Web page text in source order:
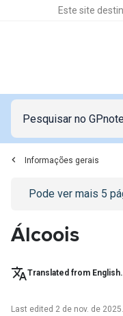
Este site
Informações gerais
Go to/sign-inpage
Pode ver mais 5
Álcoois
Translated from English.
Last edited 2 de nov. de 2025.